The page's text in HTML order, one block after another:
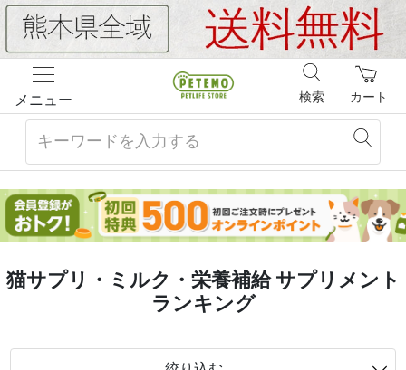
メニュー カート
検索
猫サプリ・ミルク・栄養補給 サプリメント
ランキング